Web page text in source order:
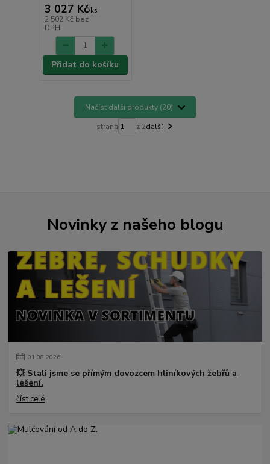
3 027 Kč/ks
2 502 Kč bez
DPH
Přidat do košíku
Načíst další produkty (20)
strana z 2další
Novinky z našeho blogu
01.08.2026
💥 Stali jsme se přímým dovozcem hliníkových žebřů a
lešení.
číst celé